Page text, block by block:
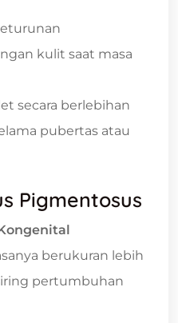
kulit saat masa
secara berlebihan
pubertas atau
Pigmentosus
berukuran lebih
pertumbuhan